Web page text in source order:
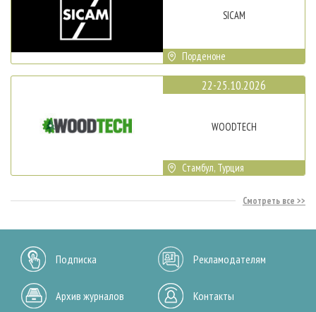
SICAM
Порденоне
22-25.10.2026
WOODTECH
Стамбул, Турция
Смотреть все
Подписка Рекламодателям
Архив журналов Контакты